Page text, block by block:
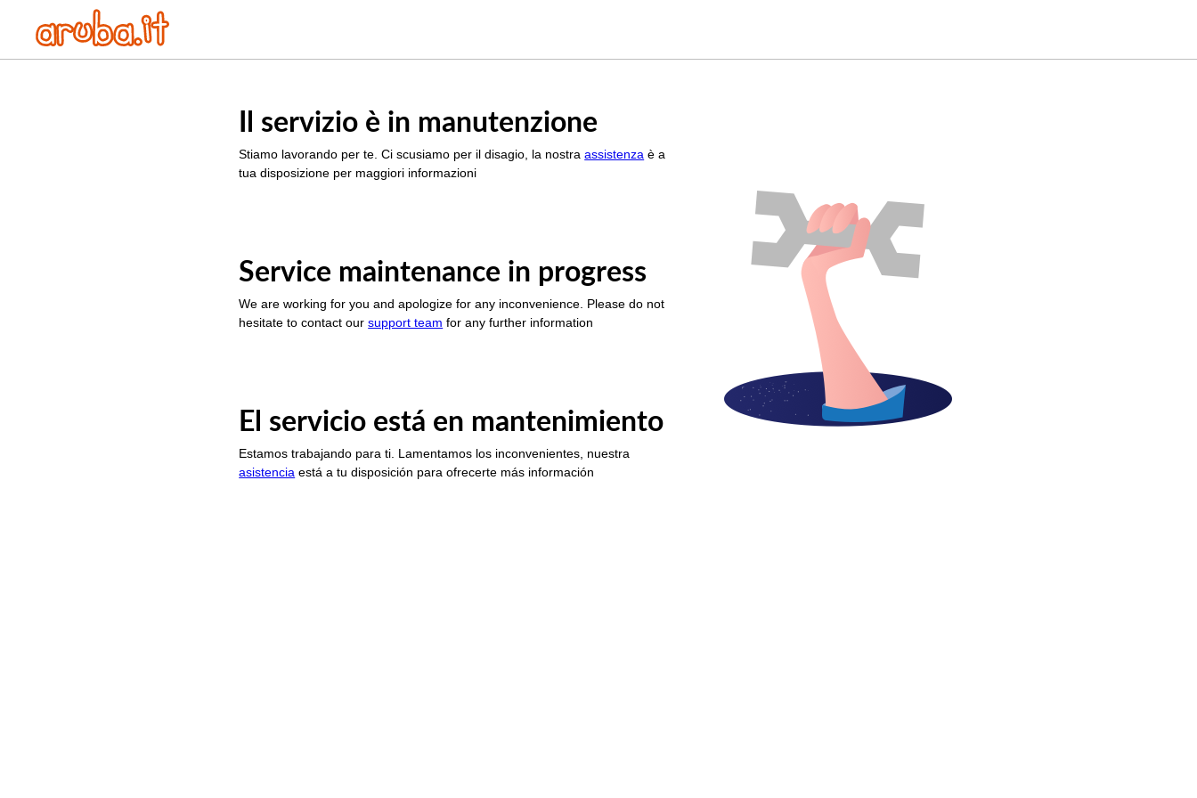
Il servizio è in manutenzione
Stiamo lavorando per te. Ci scusiamo per il disagio, la nostraassistenza è a
tua disposizione per maggiori informazioni
Service maintenance in progress
We are working for you and apologize for any inconvenience. Please do not
hesitate to contact oursupport team for any further information
El servicio está en mantenimiento
Estamos trabajando para ti. Lamentamos los inconvenientes, nuestra
asistencia está a tu disposición para ofrecerte más información